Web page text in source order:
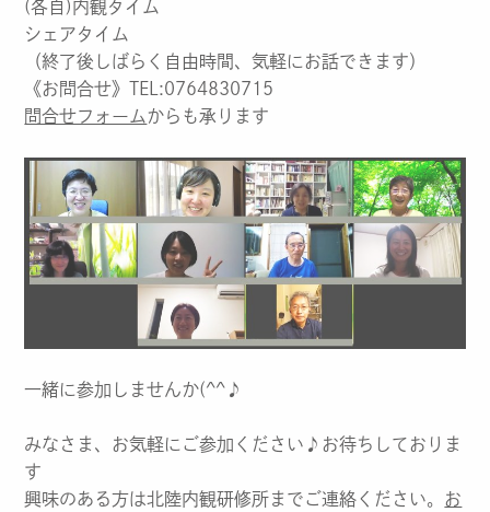
(各自)内観タイム
シェアタイム
（終了後しばらく自由時間、気軽にお話できます）
《お問合せ》TEL:0764830715
問合せフォーム からも承ります
一緒に参加しませんか(^^♪
みなさま、お気軽にご参加ください♪お待ちしておりま
す
興味のある方は北陸内観研修所までご連絡ください。 お